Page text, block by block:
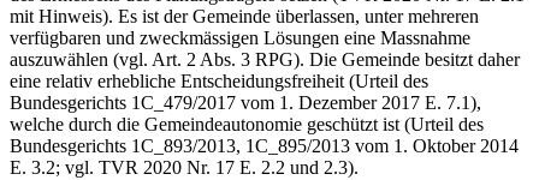
mit Hinweis). Es ist der Gemeinde überlassen, unter mehreren
verfügbaren und zweckmässigen Lösungen eine Massnahme
auszuwählen (vgl. Art. 2 Abs. 3 RPG). Die Gemeinde besitzt daher
eine relativ erhebliche Entscheidungsfreiheit (Urteil des
Bundesgerichts 1C_479/2017 vom 1. Dezember 2017 E. 7.1),
welche durch die Gemeindeautonomie geschützt ist (Urteil des
Bundesgerichts 1C_893/2013, 1C_895/2013 vom 1. Oktober 2014
E. 3.2; vgl. TVR 2020 Nr. 17 E. 2.2 und 2.3).